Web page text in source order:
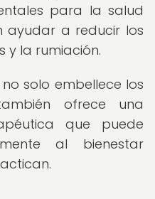
para la salud
ayudar a reducir los
y la rumiación.
solo embellece los
ofrece una
que puede
al bienestar